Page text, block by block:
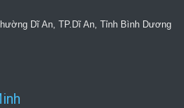
Dĩ An, TP.Dĩ An, Tỉnh Bình Dương